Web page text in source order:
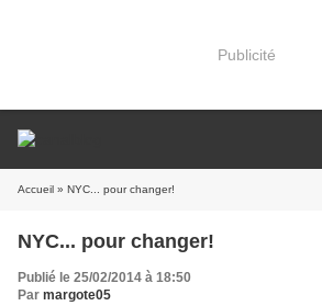
Publicité
Accueil » NYC... pour changer!
NYC... pour changer!
Publié le 25/02/2014 à 18:50
Par margote05